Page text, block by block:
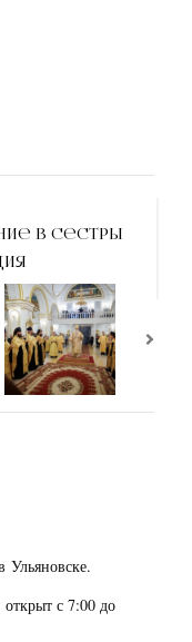
в сестры
Ульяновске.
с 7:00 до